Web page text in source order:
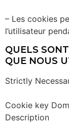
– Les cookies
l’utilisateur
QUELS
QUE NOUS
Strictly
Cookie key
Description